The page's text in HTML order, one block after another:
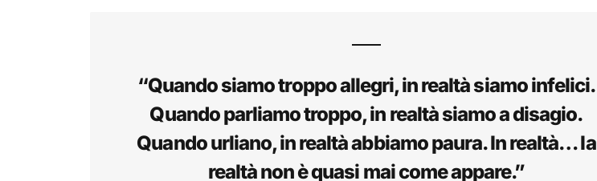
“Quando siamo troppo allegri, in realtà siamo infelici.
Quando parliamo troppo, in realtà siamo a disagio.
Quando urliano, in realtà abbiamo paura. In realtà… la
realtà non è quasi mai come appare.”